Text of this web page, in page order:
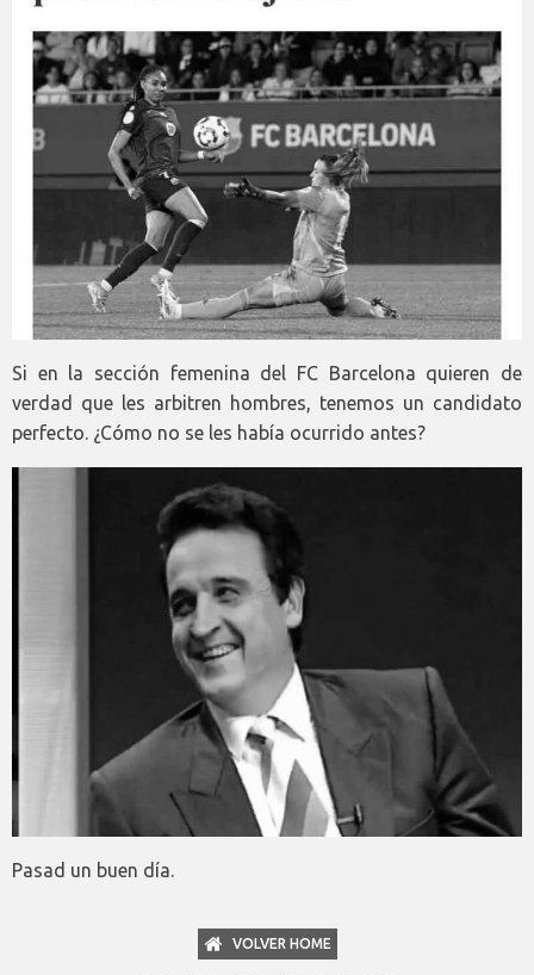
Si en la sección femenina del FC Barcelona quieren de
verdad que les arbitren hombres, tenemos un candidato
perfecto. ¿Cómo no se les había ocurrido antes?
Pasad un buen día.
VOLVER HOME